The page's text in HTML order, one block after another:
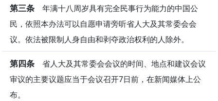
第三条 年满十八周岁具有完全民事行为能力的中国公
民，依照本办法可以自愿申请旁听省人大及其常委会会
议。依法被限制人身自由和剥夺政治权利的人除外。
第四条 省人大及其常委会会议的时间、地点和建议会议
审议的主要议题应当于会议召开7日前，在新闻媒体上公
布。